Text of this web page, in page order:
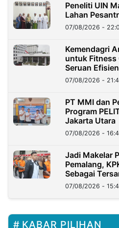
Peneliti UIN
Lahan
07/08/2026 -
Kemendagri
untuk Fitness
Seruan
07/08/2026 -
PT MMI dan
Program
Jakarta Utara
07/08/2026 -
Jadi Makelar
Pemalang,
Sebagai
07/08/2026 -
KABAR PILIHAN